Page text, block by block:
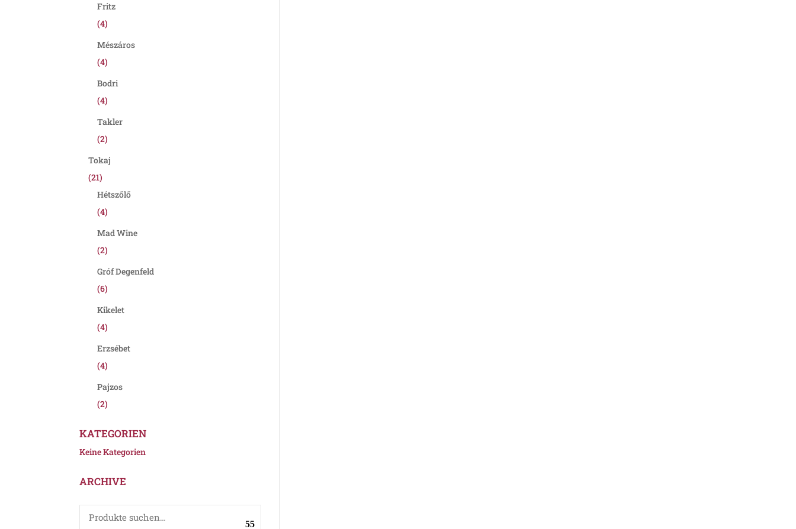
Fritz
(4)
Mészáros
(4)
Bodri
(4)
Takler
(2)
Tokaj
(21)
Hétszőlő
(4)
Mad Wine
(2)
Gróf Degenfeld
(6)
Kikelet
(4)
Erzsébet
(4)
Pajzos
(2)
KATEGORIEN
Keine Kategorien
ARCHIVE
Suche
nach: